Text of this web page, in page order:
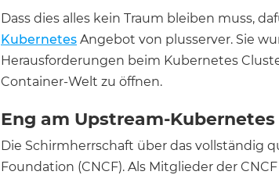
Dass dies alles kein Traum bleiben muss,
Kubernetes Angebot von plusserver. Sie
Herausforderungen beim Kubernetes
Container-Welt zu öffnen.
Eng am Upstream-
Die Schirmherrschaft über das vollständig
Foundation (CNCF). Als Mitglieder der